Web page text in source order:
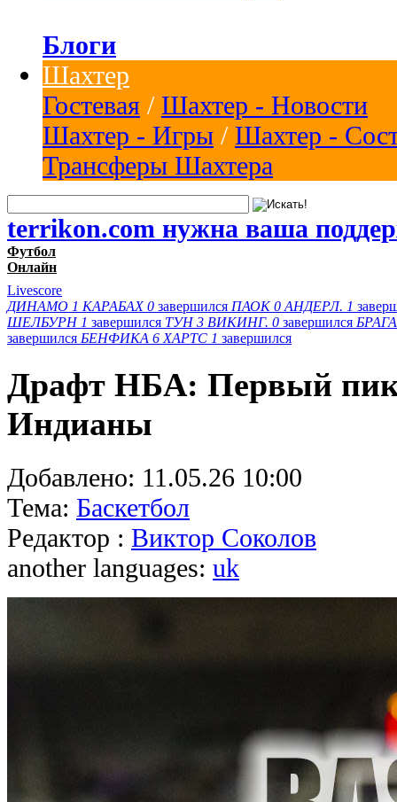
Блоги
Шахтер
Гостевая / Шахтер - Новости
Шахтер - Игры / Шахтер -
Трансферы Шахтера
terrikon.com нужна ваша
Футбол
Онлайн
Livescore
ДИНАМО 1 КАРАБАХ 0 завершился ПАОК 0 АНДЕРЛ. 1
ШЕЛБУРН 1 завершился ТУН 3 ВИКИНГ. 0 завершился БРАГА
завершился БЕНФИКА 6 ХАРТС 1 завершился
Драфт НБА: Первый пик
Индианы
Добавлено: 11.05.26 10:00
Тема: Баскетбол
Редактор : Виктор Соколов
another languages: uk